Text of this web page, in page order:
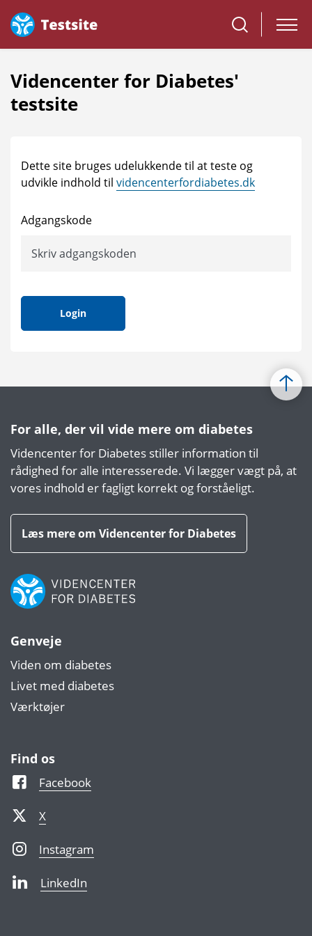
Videncenter for Diabetes'
testsite
Dette site bruges udelukkende til at teste og
udvikle indhold til videncenterfordiabetes.dk
Adgangskode
Login
For alle, der vil vide mere om diabetes
Videncenter for Diabetes stiller information til
rådighed for alle interesserede. Vi lægger vægt på, at
vores indhold er fagligt korrekt og forståeligt.
Læs mere om Videncenter for Diabetes
Genveje
Viden om diabetes
Livet med diabetes
Værktøjer
Find os
Facebook
X
Instagram
LinkedIn